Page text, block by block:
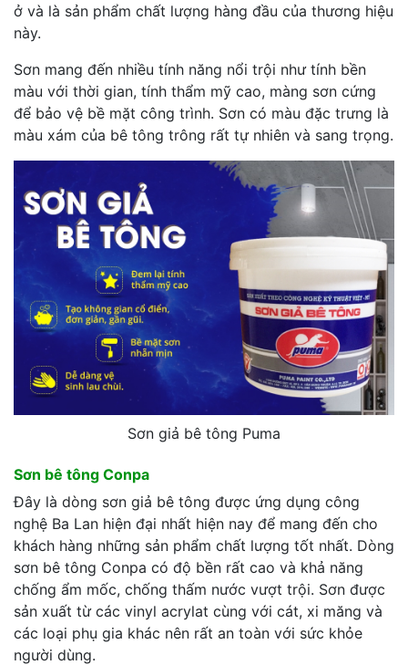
ở và là sản phẩm chất lượng hàng đầu của thương hiệu
này.
Sơn mang đến nhiều tính năng nổi trội như tính bền
màu với thời gian, tính thẩm mỹ cao, màng sơn cứng
để bảo vệ bề mặt công trình. Sơn có màu đặc trưng là
màu xám của bê tông trông rất tự nhiên và sang trọng.
Sơn giả bê tông Puma
Sơn bê tông Conpa
Đây là dòng sơn giả bê tông được ứng dụng công
nghệ Ba Lan hiện đại nhất hiện nay để mang đến cho
khách hàng những sản phẩm chất lượng tốt nhất. Dòng
sơn bê tông Conpa có độ bền rất cao và khả năng
chống ẩm mốc, chống thấm nước vượt trội. Sơn được
sản xuất từ các vinyl acrylat cùng với cát, xi măng và
các loại phụ gia khác nên rất an toàn với sức khỏe
người dùng.